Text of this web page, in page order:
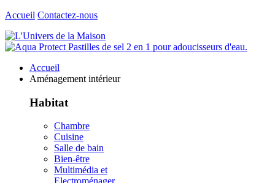
Accueil Contactez-nous
Accueil
Aménagement intérieur
Habitat
Chambre
Cuisine
Salle de bain
Bien-être
Multimédia et